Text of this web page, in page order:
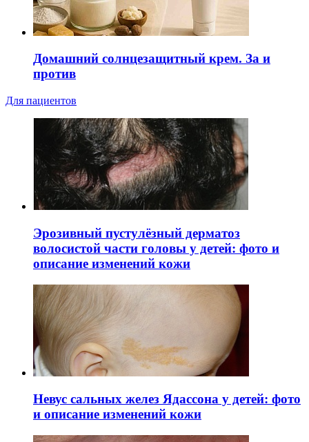
Домашний солнцезащитный крем. За и
против
Для пациентов
Эрозивный пустулёзный дерматоз
волосистой части головы у детей: фото и
описание изменений кожи
Невус сальных желез Ядассона у детей: фото
и описание изменений кожи